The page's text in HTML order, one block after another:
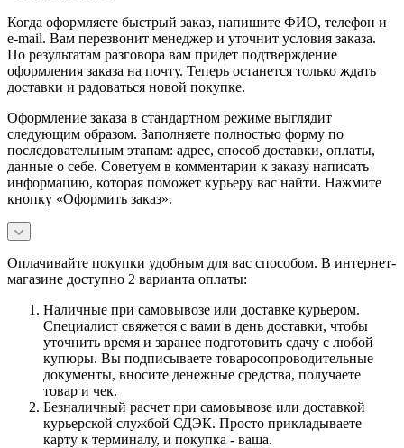
Когда оформляете быстрый заказ, напишите ФИО, телефон и
e-mail. Вам перезвонит менеджер и уточнит условия заказа.
По результатам разговора вам придет подтверждение
оформления заказа на почту. Теперь останется только ждать
доставки и радоваться новой покупке.
Оформление заказа в стандартном режиме выглядит
следующим образом. Заполняете полностью форму по
последовательным этапам: адрес, способ доставки, оплаты,
данные о себе. Советуем в комментарии к заказу написать
информацию, которая поможет курьеру вас найти. Нажмите
кнопку «Оформить заказ».
Оплачивайте покупки удобным для вас способом. В интернет-
магазине доступно 2 варианта оплаты:
Наличные при самовывозе или доставке курьером.
Специалист свяжется с вами в день доставки, чтобы
уточнить время и заранее подготовить сдачу с любой
купюры. Вы подписываете товаросопроводительные
документы, вносите денежные средства, получаете
товар и чек.
Безналичный расчет при самовывозе или доставкой
курьерской службой СДЭК. Просто прикладываете
карту к терминалу, и покупка - ваша.